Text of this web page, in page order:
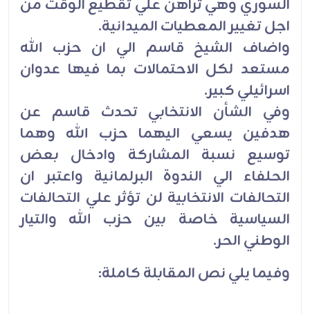
السوري وهي تراهن علي تقطيع الوقت من
اجل تغيير المعطيات الميدانية.
واضاف الشيخ قاسم الي ان حزب الله
مستعد لكل الاحتمالات بما فيها عدوان
اسرائيلي كبير.
وفي الشأن الانتخابي تحدث قاسم عن
هدفين يسعي اليهما حزب الله وهما
توسيع نسبة المشاركة وادخال بعض
الحلفاء الي الندوة البرلمانية واعتبر ان
التحالفات الانتخابية لن تؤثر علي التحالفات
السياسية خاصة بين حزب الله والتيار
الوطني الحر.
وفيما يلي نص المقابلة كاملة: